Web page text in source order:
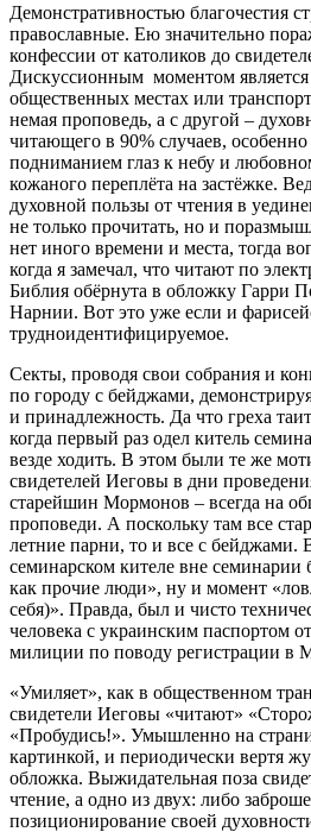
Демонстративностью благочестия
православные. Ею значительно
конфессии от католиков до
Дискуссионным моментом
общественных местах или
немая проповедь, а с другой –
читающего в 90% случаев,
подниманием глаз к небу и
кожаного переплёта на застёжке.
духовной пользы от чтения в
не только прочитать, но и
нет иного времени и места, тогда
когда я замечал, что читают по
Библия обёрнута в обложку Гарри
Нарнии. Вот это уже если и
трудноидентифицируемое.
Секты, проводя свои собрания и
по городу с бейджами,
и принадлежность. Да что греха
когда первый раз одел китель
везде ходить. В этом были те же
свидетелей Иеговы в дни
старейшин Мормонов – всегда на
проповеди. А поскольку там все
летние парни, то и все с бейджами.
семинарском кителе вне семинарии
как прочие люди», ну и момент
себя)». Правда, был и чисто
человека с украинским паспортом
милиции по поводу регистрации в
«Умиляет», как в общественном
свидетели Иеговы «читают»
«Пробудись!». Умышленно на
картинкой, и периодически вертя
обложка. Выжидательная поза
чтение, а одно из двух: либо
позиционирование своей